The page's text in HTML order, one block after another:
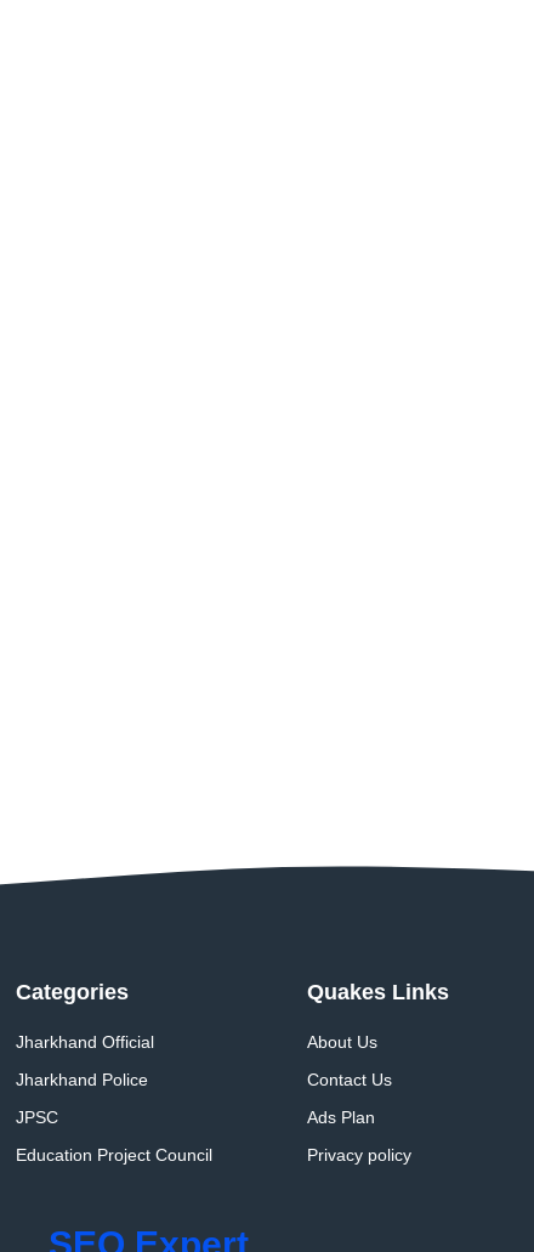
Categories
Jharkhand Official
Jharkhand Police
JPSC
Education Project Council
Quakes Links
About Us
Contact Us
Ads Plan
Privacy policy